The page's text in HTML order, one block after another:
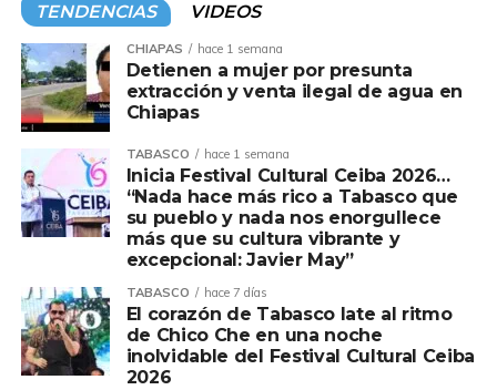
TENDENCIAS VIDEOS
CHIAPAS hace 1 semana
Detienen a mujer por presunta
extracción y venta ilegal de agua en
Chiapas
TABASCO hace 1 semana
Inicia Festival Cultural Ceiba 2026…
“Nada hace más rico a Tabasco que
su pueblo y nada nos enorgullece
más que su cultura vibrante y
excepcional: Javier May”
TABASCO hace 7 días
El corazón de Tabasco late al ritmo
de Chico Che en una noche
inolvidable del Festival Cultural Ceiba
2026